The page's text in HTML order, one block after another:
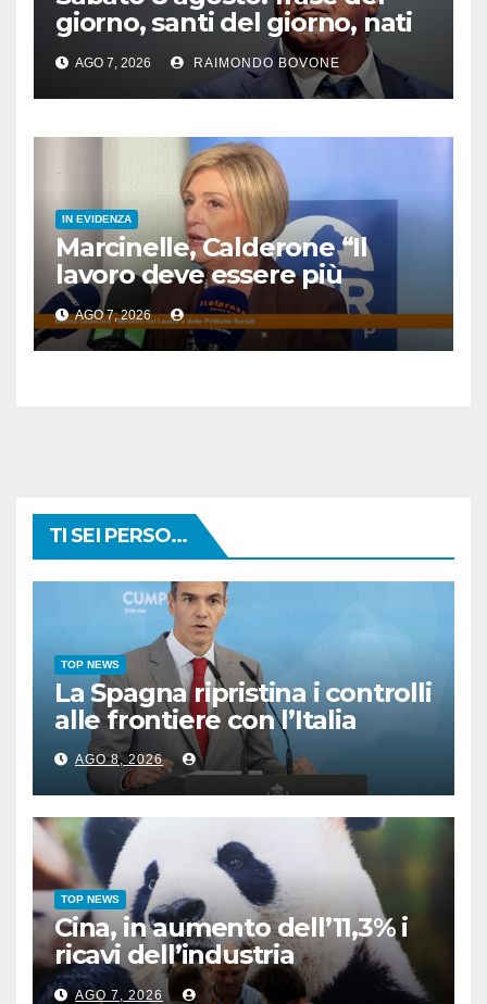
giorno, santi del giorno, nati
famosi, accadde oggi
AGO 7, 2026 RAIMONDO BOVONE
IN EVIDENZA
Marcinelle, Calderone “Il
lavoro deve essere più
sicuro”
AGO 7, 2026
TI SEI PERSO...
TOP NEWS
La Spagna ripristina i controlli
alle frontiere con l’Italia
AGO 8, 2026
TOP NEWS
Cina, in aumento dell’11,3% i
ricavi dell’industria
pubblicitaria
AGO 7, 2026